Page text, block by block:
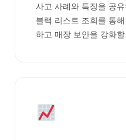
사고 사례와 특징을 공
블랙 리스트 조회를 통
하고 매장 보안을 강화